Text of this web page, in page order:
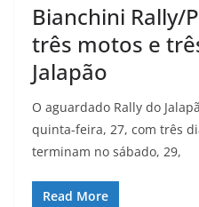
Bianchini Rally/
três motos e
Jalapão
O aguardado Rally do
quinta-feira, 27, com três
terminam no sábado, 29,
Read More